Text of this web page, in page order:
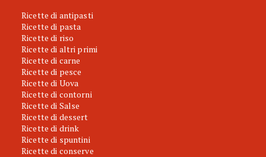
Ricette di antipasti
Ricette di pasta
Ricette di riso
Ricette di altri primi
Ricette di carne
Ricette di pesce
Ricette di Uova
Ricette di contorni
Ricette di Salse
Ricette di dessert
Ricette di drink
Ricette di spuntini
Ricette di conserve